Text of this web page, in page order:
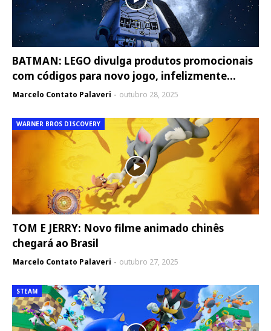
BATMAN: LEGO divulga produtos promocionais
com códigos para novo jogo, infelizmente...
Marcelo Contato Palaveri outubro 28, 2025
WARNER BROS DISCOVERY
TOM E JERRY: Novo filme animado chinês
chegará ao Brasil
Marcelo Contato Palaveri outubro 27, 2025
STEAM